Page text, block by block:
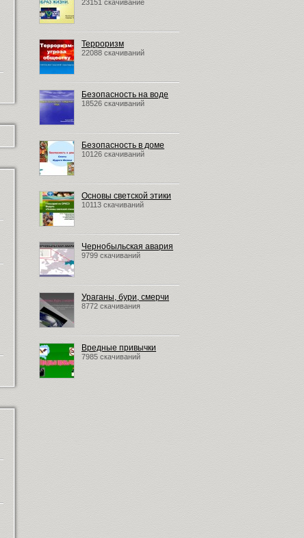
23151 скачивание
Терроризм
22088 скачиваний
Безопасность на воде
18526 скачиваний
Безопасность в доме
10126 скачиваний
Основы светской этики
10113 скачиваний
Чернобыльская авария
9799 скачиваний
Ураганы, бури, смерчи
8772 скачивания
Вредные привычки
7985 скачиваний